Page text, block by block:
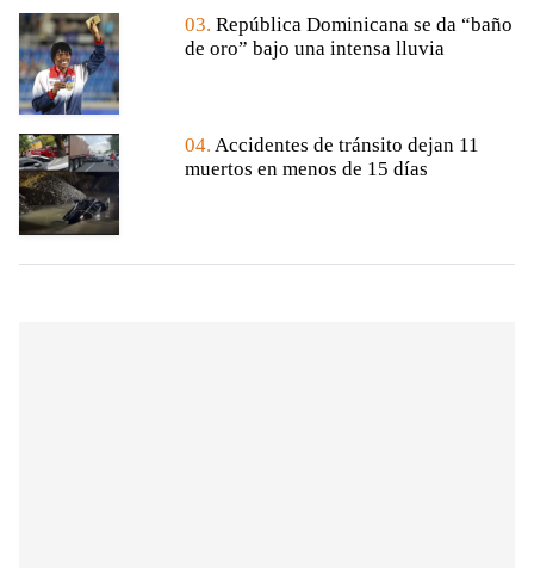
03. República Dominicana se da “baño
de oro” bajo una intensa lluvia
04. Accidentes de tránsito dejan 11
muertos en menos de 15 días